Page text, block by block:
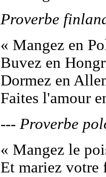
Proverbe
« Mangez en
Buvez en
Dormez en
Faites l'amour
--- Proverbe
« Mangez le
Et mariez votre